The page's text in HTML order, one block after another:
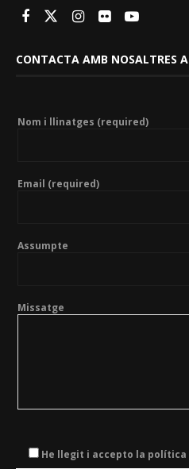
CONTACTA AMB NOSALTRES
Nom i llinatges (required)
Email (required)
Assumpte
Missatge
He llegit i accepto la